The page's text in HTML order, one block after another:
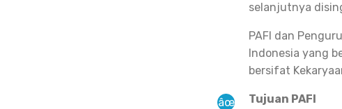
selanjutnya
PAFI dan
Indonesia yang
bersifat
Tujuan PAFI